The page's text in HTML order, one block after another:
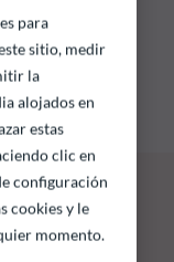
en el
para
sitio, medir
la
alojados en
estas
clic en
configuración
cookies y le
momento.